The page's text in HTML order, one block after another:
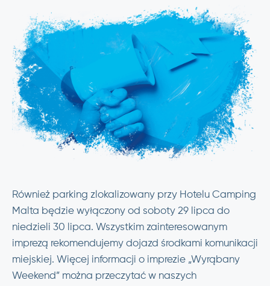
Również parking zlokalizowany przy Hotelu Camping
Malta będzie wyłączony od soboty 29 lipca do
niedzieli 30 lipca. Wszystkim zainteresowanym
imprezą rekomendujemy dojazd środkami komunikacji
miejskiej. Więcej informacji o imprezie „Wyrąbany
Weekend” można przeczytać w naszych